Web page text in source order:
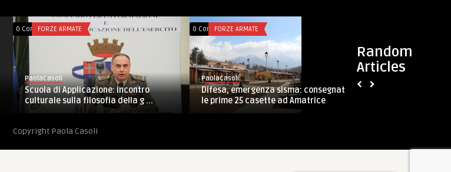
Random
Articles
0 CommentsFORZE ARMATE
PaolaCasoli
Scuola di Applicazione: incontro
culturale sulla filosofia della g ...
0 CommentsFORZE ARMATE
PaolaCasoli
Difesa, emergenza sisma: consegnate
le prime 25 casette ad Amatrice
Copyright Paola Casoli